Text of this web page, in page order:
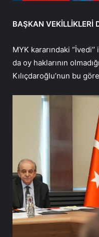
BAŞKAN VEKİLLİKLERİ
MYK kararındaki
da oy haklarının
Kılıçdaroğlu’nun bu